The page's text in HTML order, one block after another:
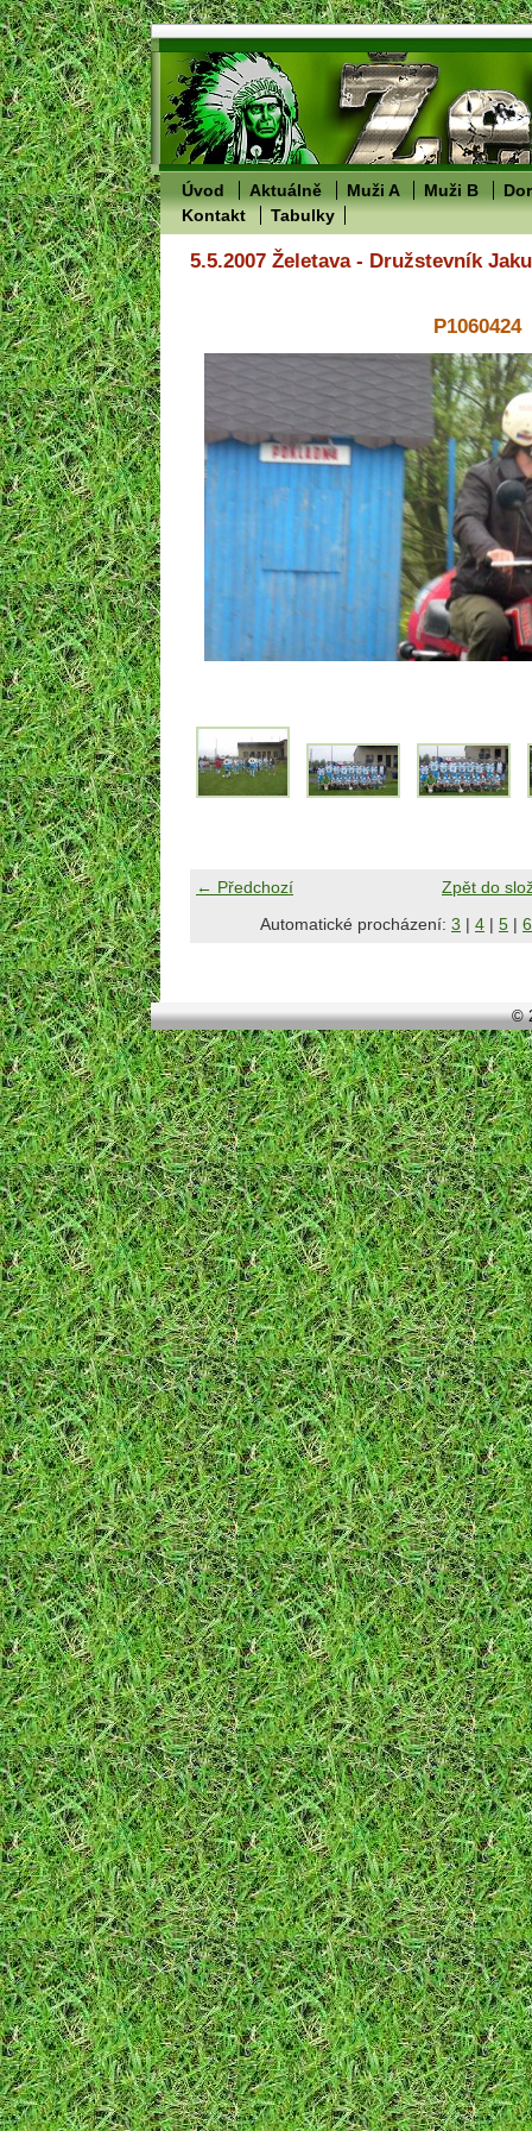
Úvod Aktuálně Muži A Muži B
Kontakt
Tabulky
5.5.2007 Želetava - Družstevník
P1060424
← Předchozí
Zpět do
Automatické procházení: 3 | 4 | 5 | 6
©